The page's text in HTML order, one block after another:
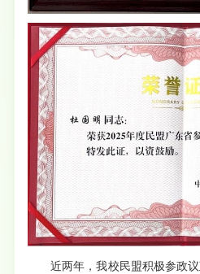
近两年，我校民盟积极参政